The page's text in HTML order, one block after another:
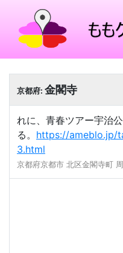
京都府: 金閣寺
れに、青春ツアー宇治
る。 https://ameblo.jp/
3.html
京都府京都市 北区金閣寺町